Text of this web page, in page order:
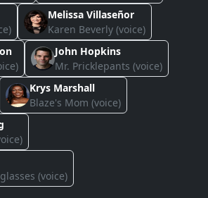
Melissa Villaseñor
Karen Beverly (voice)
John Hopkins
Mr. Pricklepants (voice)
Krys Marshall
Blaze's Mom (voice)
(voice)